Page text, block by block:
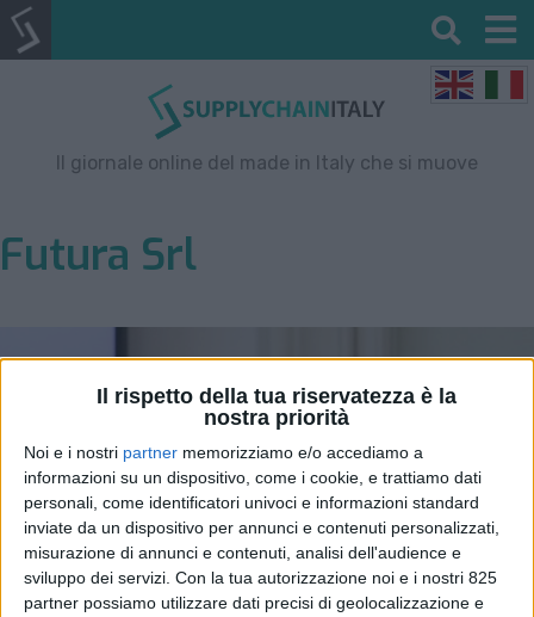
Il rispetto della tua riservatezza è la
nostra priorità
Noi e i nostri partner memorizziamo e/o accediamo a
informazioni su un dispositivo, come i cookie, e trattiamo dati
personali, come identificatori univoci e informazioni standard
inviate da un dispositivo per annunci e contenuti personalizzati,
misurazione di annunci e contenuti, analisi dell'audience e
sviluppo dei servizi. Con la tua autorizzazione noi e i nostri 825
partner possiamo utilizzare dati precisi di geolocalizzazione e
Il giornale online del made in Italy che si muove
Futura Srl